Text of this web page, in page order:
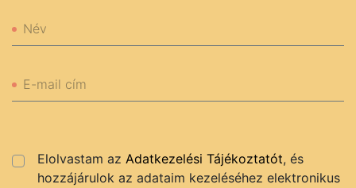
Név
E-mail cím
Elolvastam az Adatkezelési Tájékoztatót, és
hozzájárulok az adataim kezeléséhez elektronikus